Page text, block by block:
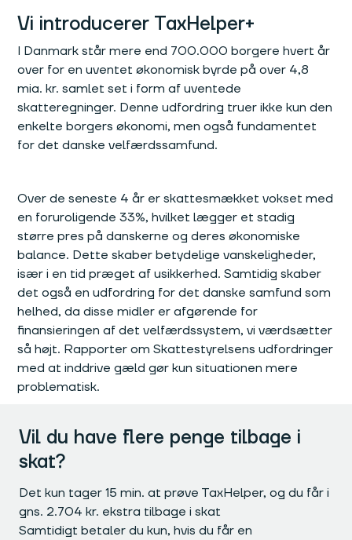
Vi introducerer TaxHelper+
I Danmark står mere end 700.000 borgere hvert år
over for en uventet økonomisk byrde på over 4,8
mia. kr. samlet set i form af uventede
skatteregninger. Denne udfordring truer ikke kun den
enkelte borgers økonomi, men også fundamentet
for det danske velfærdssamfund.
Over de seneste 4 år er skattesmækket vokset med
en foruroligende 33%, hvilket lægger et stadig
større pres på danskerne og deres økonomiske
balance. Dette skaber betydelige vanskeligheder,
især i en tid præget af usikkerhed. Samtidig skaber
det også en udfordring for det danske samfund som
helhed, da disse midler er afgørende for
finansieringen af det velfærdssystem, vi værdsætter
så højt. Rapporter om Skattestyrelsens udfordringer
med at inddrive gæld gør kun situationen mere
problematisk.
Vil du have flere penge tilbage i
skat?
Det kun tager 15 min. at prøve TaxHelper, og du får i
gns. 2.704 kr. ekstra tilbage i skat
Samtidigt betaler du kun, hvis du får en